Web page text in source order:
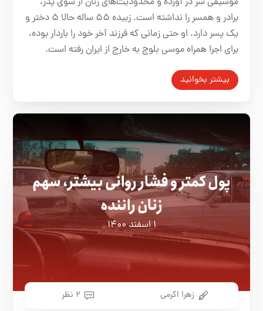
برادر و همسر را نداشته است. زبیده ۵۵ ساله حالا ۵ دختر و
یک پسر دارد. او حتی زمانی که فرزند آخر خود را باردار بوده،
برای اجرا همراه موسی بلوچ به خارج از ایران رفته است.
بیشتر بخوانید
پول کمتر و فشار روانی بیشتر، سهم
زنان راننده
۱ اسفند ۱۴۰۰
زهرا اکرمی ۲ نظر